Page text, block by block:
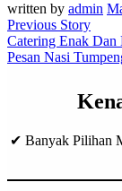
written by admin
Previous Story
Catering Enak Dan
Pesan Nasi
✔ Banyak Pilihan